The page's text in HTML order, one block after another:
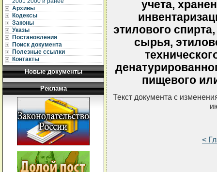
Архивы
Кодексы
Законы
Указы
Постановления
Поиск документа
Полезные ссылки
Контакты
Новые документы
Реклама
учета,
этилового
сырья,
пищевого
Текст документа с
<